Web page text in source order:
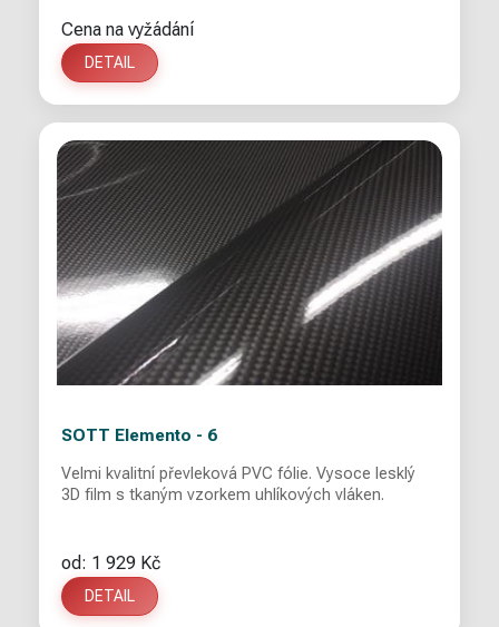
Cena na vyžádání
DETAIL
SOTT Elemento - 6
Velmi kvalitní převleková PVC fólie. Vysoce lesklý
3D film s tkaným vzorkem uhlíkových vláken.
od: 1 929 Kč
DETAIL